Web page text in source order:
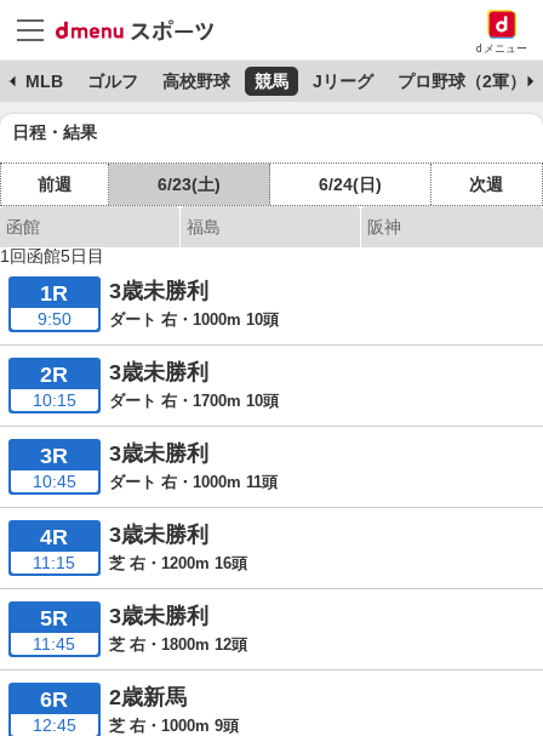
dメニュー
MLB ゴルフ 高校野球 競馬 Jリーグ プロ野球（2軍）
日程・結果
前週 6/23(土) 6/24(日) 次週
函館 福島
阪神
1回函館5日目
1R
9:50
3歳未勝利
ダート 右・1000m 10頭
2R
10:15
3歳未勝利
ダート 右・1700m 10頭
3R
10:45
3歳未勝利
ダート 右・1000m 11頭
4R
11:15
3歳未勝利
芝 右・1200m 16頭
5R
11:45
3歳未勝利
芝 右・1800m 12頭
6R
12:45
2歳新馬
芝 右・1000m 9頭